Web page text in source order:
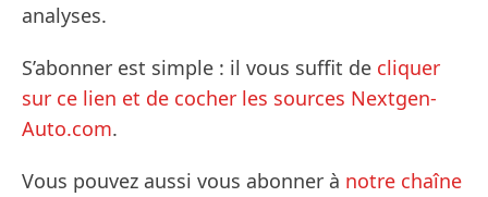
analyses.
S’abonner est simple : il vous suffit de cliquer
sur ce lien et de cocher les sources Nextgen-
Auto.com.
Vous pouvez aussi vous abonner à notre chaîne